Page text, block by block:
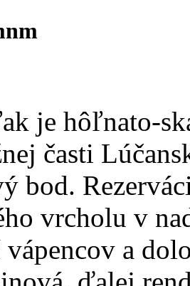
je hôľnato-
časti
bod.
vrcholu v
a